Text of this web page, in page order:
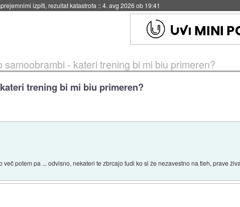
raketo za večkratno uporabo::4. avg 2026 ob 19:41
samoobrambi - kateri trening bi mi biu primeren?
trening bi mi biu primeren?
več potem pa ... odvisno, nekateri te zbrcajo tudi ko si že nezavestno na tleh, prave